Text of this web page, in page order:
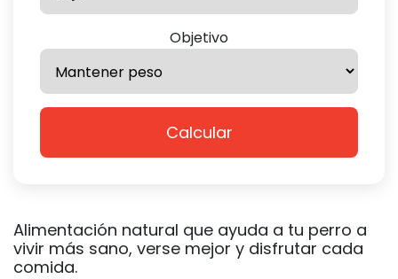
Objetivo
Calcular
Alimentación natural que ayuda a tu perro a
vivir más sano, verse mejor y disfrutar cada
comida.